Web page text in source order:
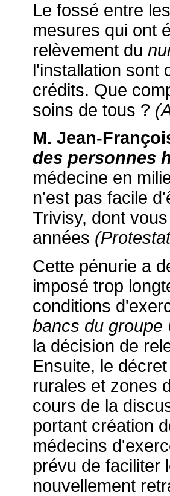
Le fossé entre
mesures qui ont
relèvement du
l'installation sont
crédits. Que
soins de tous ?
M. Jean-
des personnes
médecine en
n'est pas facile
Trivisy, dont
années
Cette pénurie a
imposé trop
conditions
bancs du groupe
la décision de
Ensuite, le
rurales et zones
cours de la
portant création
médecins
prévu de faciliter
nouvellement